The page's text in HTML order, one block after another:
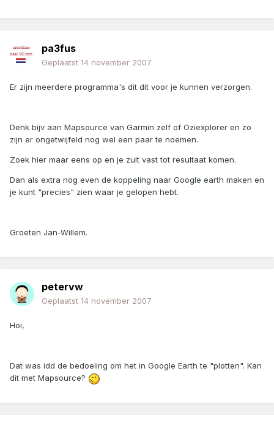
pa3fus
Geplaatst 14 november 2007
Er zijn meerdere programma's dit dit voor je kunnen verzorgen.
Denk bijv aan Mapsource van Garmin zelf of Oziexplorer en zo
zijn er ongetwijfeld nog wel een paar te noemen.
Zoek hier maar eens op en je zult vast tot resultaat komen.
Dan als extra nog even de koppeling naar Google earth maken en
je kunt "precies" zien waar je gelopen hebt.
Groeten Jan-Willem.
petervw
Geplaatst 14 november 2007
Hoi,
Dat was idd de bedoeling om het in Google Earth te "plotten". Kan
dit met Mapsource?